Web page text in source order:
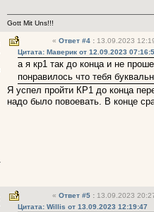
Gott Mit Uns!!!
« Ответ #4 : 13.09.2023
Цитата: Маверик от 12.09.2023
а я кр1 так до конца и не
понравилось что тебя
Я успел пройти КР1 до конца
надо было повоевать. В конце
« Ответ #5 : 13.09.2023
Цитата: Willis от 13.09.2023 12:19:47